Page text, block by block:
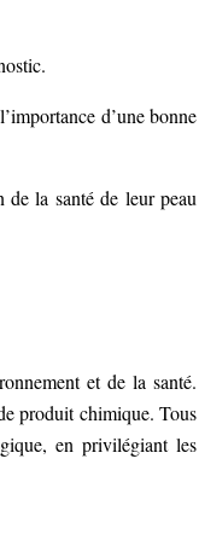
d’une bonne
la santé de leur peau
et de la santé.
produit chimique. Tous
en privilégiant les